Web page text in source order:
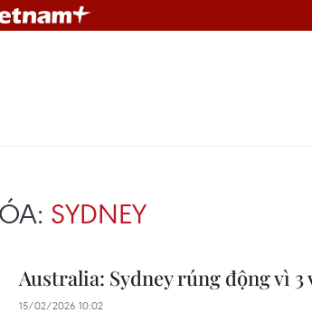
SYDNEY
Australia: Sydney rúng động vì
15/02/2026 10:02